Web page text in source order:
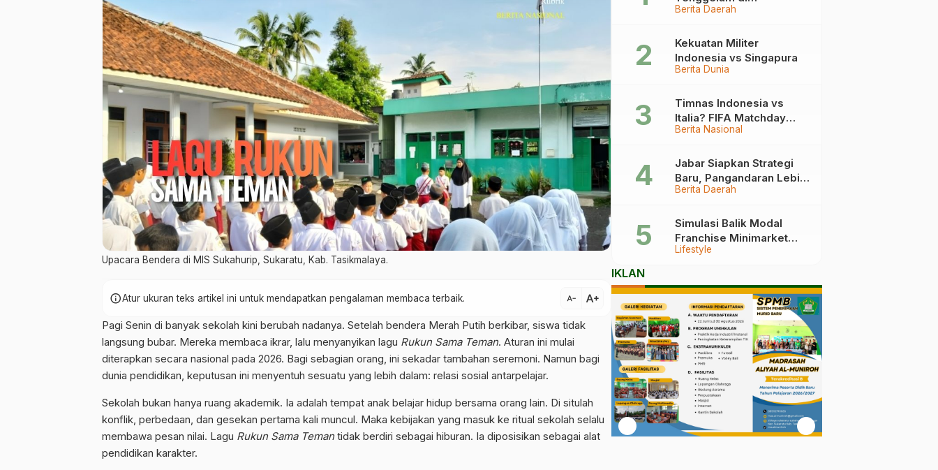
Upacara Bendera di MIS Sukahurip, Sukaratu, Kab. Tasikmalaya.
infoAtur ukuran teks artikel ini untuk mendapatkan pengalaman membaca terbaik. text_decrease text_increase
Pagi Senin di banyak sekolah kini berubah nadanya. Setelah bendera Merah Putih berkibar, siswa tidak
langsung bubar. Mereka membaca ikrar, lalu menyanyikan lagu Rukun Sama Teman. Aturan ini mulai
diterapkan secara nasional pada 2026. Bagi sebagian orang, ini sekadar tambahan seremoni. Namun bagi
dunia pendidikan, keputusan ini menyentuh sesuatu yang lebih dalam: relasi sosial antarpelajar.
Sekolah bukan hanya ruang akademik. Ia adalah tempat anak belajar hidup bersama orang lain. Di situlah
konflik, perbedaan, dan gesekan pertama kali muncul. Maka kebijakan yang masuk ke ritual sekolah selalu
membawa pesan nilai. Lagu Rukun Sama Temantidak berdiri sebagai hiburan. Ia diposisikan sebagai alat
pendidikan karakter.
Berita Daerah
Pangandaran Berakhir
Berita Dunia
Kekuatan Militer
Indonesia vs Singapura
Berita Nasional
Timnas Indonesia vs
Italia? FIFA Matchday
2026 Jadi Laga Terbesar
Berita Daerah
Jabar Siapkan Strategi
Baru, Pangandaran Lebih
Mudah Dijangkau
Lifestyle
Simulasi Balik Modal
Franchise Minimarket
2026
IKLAN